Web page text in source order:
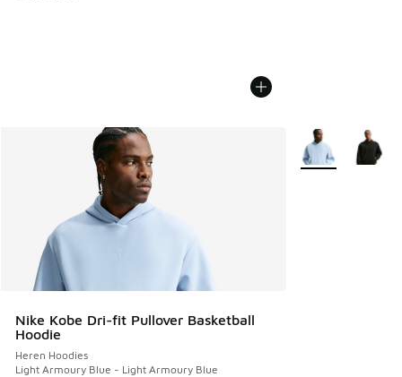
Nike Kobe Dri-fit Pullover Basketball
Hoodie
Heren Hoodies
Light Armoury Blue - Light Armoury Blue
Meer kleuren